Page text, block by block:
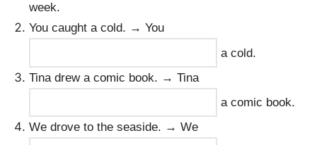
week.
You caught a cold. → You
a cold.
Tina drew a comic book. → Tina
a comic book.
We drove to the seaside. → We